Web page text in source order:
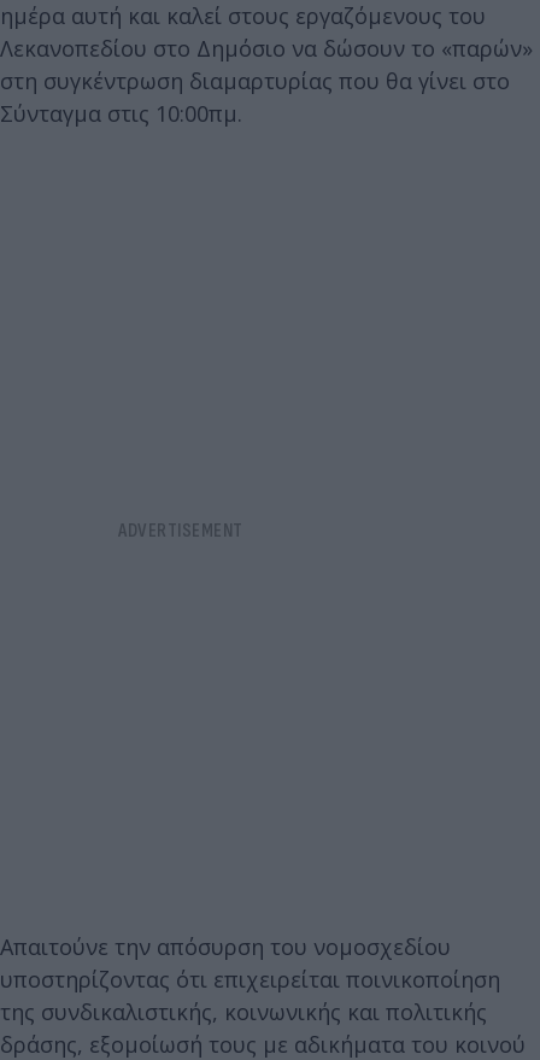
ημέρα αυτή και καλεί στους εργαζόμενους του
Λεκανοπεδίου στο Δημόσιο να δώσουν το «παρών»
στη συγκέντρωση διαμαρτυρίας που θα γίνει στο
Σύνταγμα στις 10:00πμ.
Απαιτούνε την απόσυρση του νομοσχεδίου
υποστηρίζοντας ότι επιχειρείται ποινικοποίηση
της συνδικαλιστικής, κοινωνικής και πολιτικής
δράσης, εξομοίωσή τους με αδικήματα του κοινού